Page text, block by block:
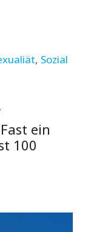
, Sozial
ein
100